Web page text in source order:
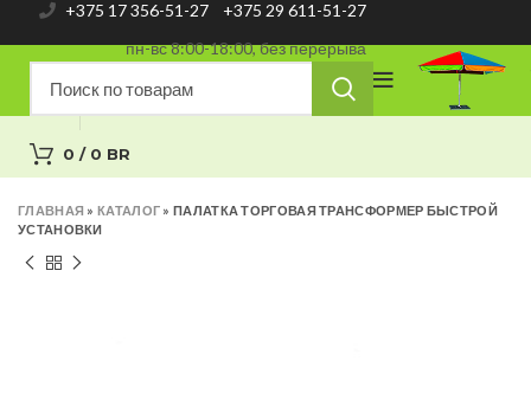
+375 17 356-51-27
+375 29 611-51-27
пн-вс 8:00-18:00, без перерыва
0 / 0 BR
ГЛАВНАЯ »КАТАЛОГ »ПАЛАТКА ТОРГОВАЯ ТРАНСФОРМЕР БЫСТРОЙ
УСТАНОВКИ